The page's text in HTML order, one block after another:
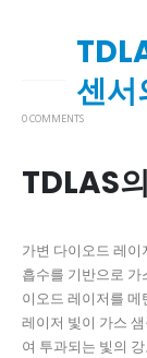
센서
0 COMMENTS
TDLAS
가변 다이오드 레이
흡수를 기반으로
이오드 레이저를
레이저 빛이 가스
여 투과되는 빛의